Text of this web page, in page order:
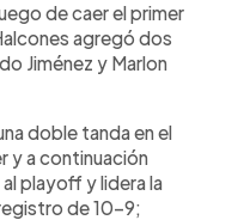
de caer el primer
agregó dos
Jiménez y Marlon
doble tanda en el
y a continuación
playoff y lidera la
de 10-9;